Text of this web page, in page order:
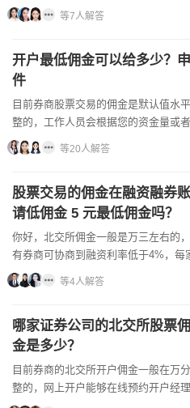
账户。现在办理开户流程其实很简单
等7人解答
开户最低佣金可以给多少？
件
目前券商股票交易的佣金是默认值水
整的，工作人员会根据您的资金量或
率，您可以在开户前事先预约好证券
等20人解答
股票交易的佣金在融资融券
请低佣金 5 元最低佣金吗？
你好，北交所佣金一般是万三左右的
有券商可协商到融资利率低于4%，
收费标准，主要是根据您的资金量来
等4人解答
哪家证券公司的北交所股票
金是多少？
目前券商的北交所开户佣金一般在万
整的，网上开户能够在线预约开户经
务，低佣开户是没有资金要求的，您